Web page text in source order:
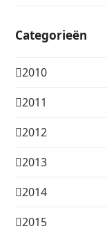
Categorieën
2010
2011
2012
2013
2014
2015